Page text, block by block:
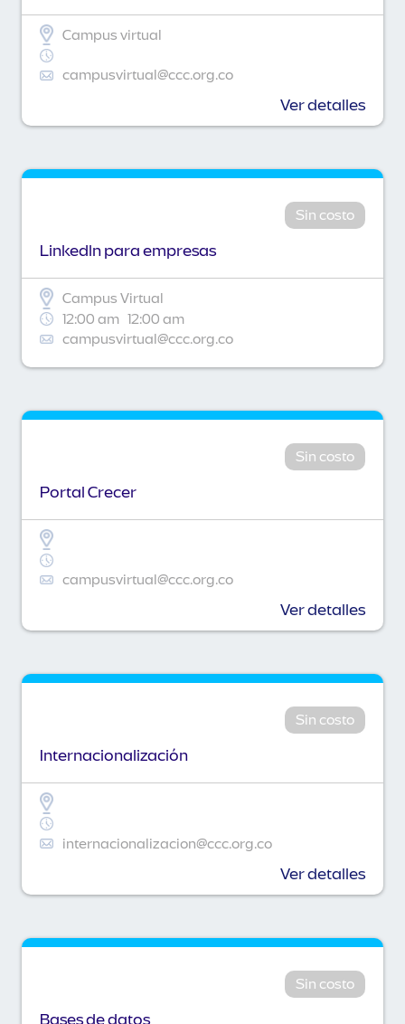
Campus virtual
campusvirtual@ccc.org.co
Ver detalles
Sin costo
Linkedln para empresas
Campus Virtual
12:00 am 12:00 am
campusvirtual@ccc.org.co
Sin costo
Portal Crecer
campusvirtual@ccc.org.co
Ver detalles
Sin costo
Internacionalización
internacionalizacion@ccc.org.co
Ver detalles
Sin costo
Bases de datos